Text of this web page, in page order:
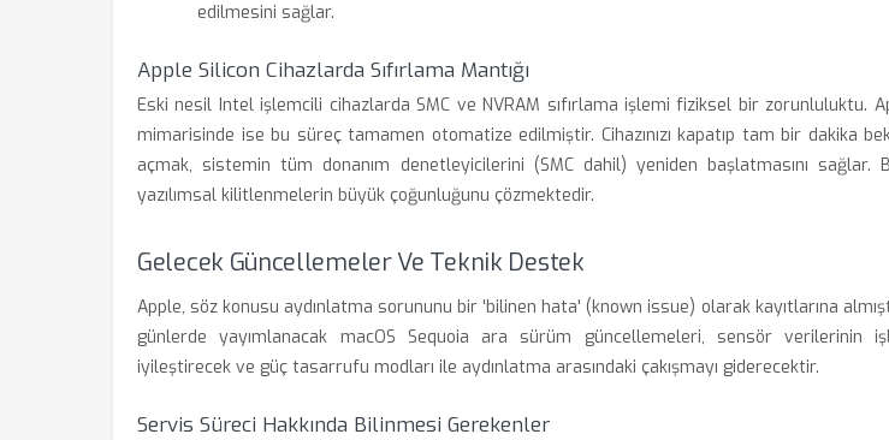
edilmesini sağlar.
Apple Silicon Cihazlarda Sıfırlama Mantığı
Eski nesil Intel işlemcili cihazlarda SMC ve NVRAM sıfırlama işlemi fiziksel bir zorunluluktu.
mimarisinde ise bu süreç tamamen otomatize edilmiştir. Cihazınızı kapatıp tam bir dakika
açmak, sistemin tüm donanım denetleyicilerini (SMC dahil) yeniden başlatmasını sağlar.
yazılımsal kilitlenmelerin büyük çoğunluğunu çözmektedir.
Gelecek Güncellemeler Ve Teknik Destek
Apple, söz konusu aydınlatma sorununu bir 'bilinen hata' (known issue) olarak kayıtlarına
günlerde yayımlanacak macOS Sequoia ara sürüm güncellemeleri, sensör verilerinin
iyileştirecek ve güç tasarrufu modları ile aydınlatma arasındaki çakışmayı giderecektir.
Servis Süreci Hakkında Bilinmesi Gerekenler